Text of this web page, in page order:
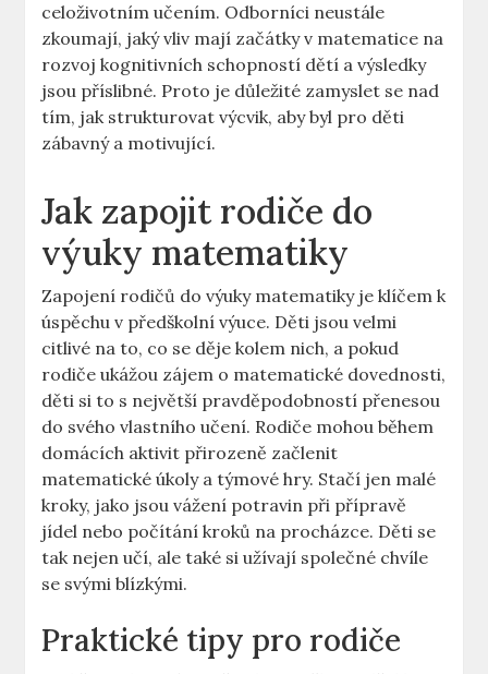
celoživotním učením. Odborníci neustále
zkoumají, jaký vliv mají začátky v matematice na
rozvoj kognitivních schopností dětí a výsledky
jsou příslibné. Proto je důležité zamyslet se nad
tím, jak strukturovat výcvik, aby byl pro děti
zábavný a motivující.
Jak zapojit rodiče do
výuky matematiky
Zapojení rodičů do výuky matematiky je klíčem k
úspěchu v předškolní výuce. Děti jsou velmi
citlivé na to, co se děje kolem nich, a pokud
rodiče ukážou zájem o matematické dovednosti,
děti si to s největší pravděpodobností přenesou
do svého vlastního učení. Rodiče mohou během
domácích aktivit přirozeně začlenit
matematické úkoly a týmové hry. Stačí jen malé
kroky, jako jsou vážení potravin při přípravě
jídel nebo počítání kroků na procházce. Děti se
tak nejen učí, ale také si užívají společné chvíle
se svými blízkými.
Praktické tipy pro rodiče